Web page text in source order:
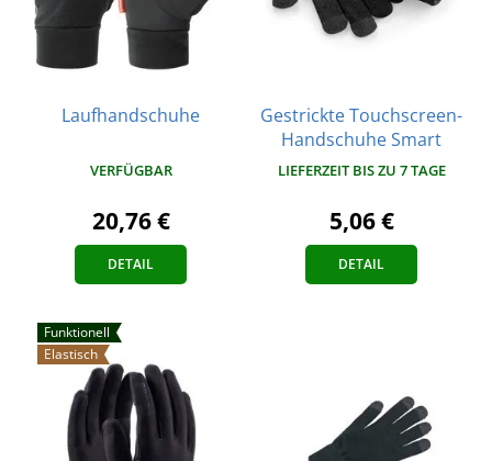
Laufhandschuhe
VERFÜGBAR
20,76 €
DETAIL
Gestrickte Touchscreen-
Handschuhe Smart
LIEFERZEIT BIS ZU 7 TAGE
5,06 €
DETAIL
Funktionell
Elastisch